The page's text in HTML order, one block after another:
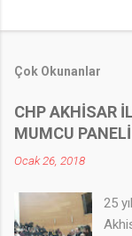
Çok Okunanlar
CHP AKHİSAR
MUMCU PANELİ
Ocak 26, 2018
25